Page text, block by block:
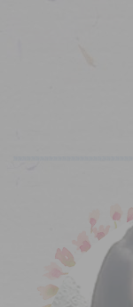
Acerca de...